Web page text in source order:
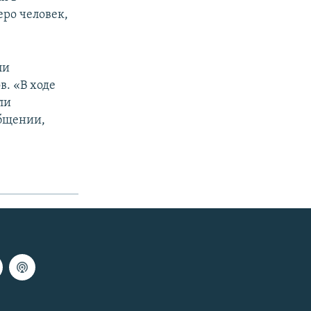
человек,
«В ходе